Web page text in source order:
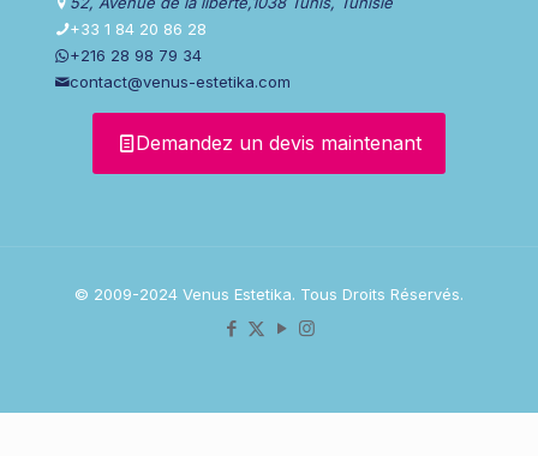
+33 1 84 20 86 28
+216 28 98 79 34
contact@venus-estetika.com
Demandez un devis maintenant
© 2009-2024 Venus Estetika. Tous Droits Réservés.